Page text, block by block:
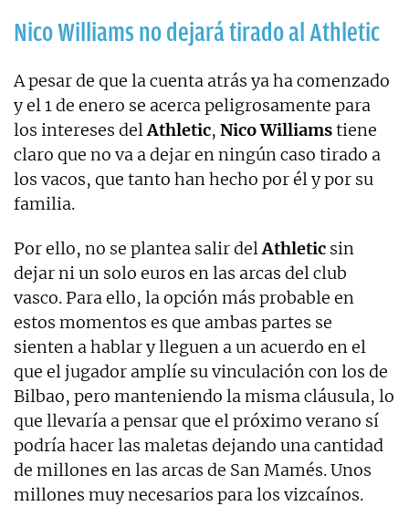
Nico Williams no dejará tirado al Athletic
A pesar de que la cuenta atrás ya ha comenzado
y el 1 de enero se acerca peligrosamente para
los intereses delAthletic, Nico Williamstiene
claro que no va a dejar en ningún caso tirado a
los vacos, que tanto han hecho por él y por su
familia.
Por ello, no se plantea salir delAthletic sin
dejar ni un solo euros en las arcas del club
vasco. Para ello, la opción más probable en
estos momentos es que ambas partes se
sienten a hablar y lleguen a un acuerdo en el
que el jugador amplíe su vinculación con los de
Bilbao, pero manteniendo la misma cláusula, lo
que llevaría a pensar que el próximo verano sí
podría hacer las maletas dejando una cantidad
de millones en las arcas de San Mamés. Unos
millones muy necesarios para los vizcaínos.